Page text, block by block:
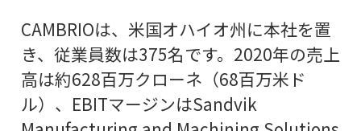
CAMBRIOは、米国オハイオ州に本社を置
き、従業員数は375名です。2020年の売上
高は約628百万クローネ（68百万米ド
ル）、EBITマージンはSandvik